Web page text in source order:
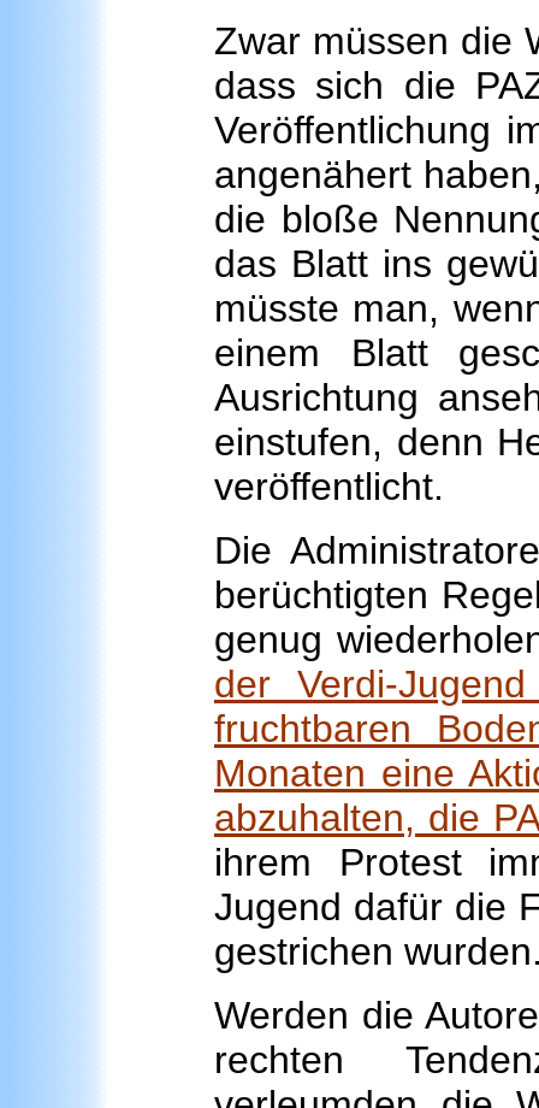
Zwar müssen die
dass sich die
Veröffentlichung
angenähert
die bloße
das Blatt ins
müsste man,
einem Blatt
Ausrichtung
einstufen, denn
veröffentlicht.
Die
berüchtigten
genug
der Verdi-
fruchtbaren
Monaten eine
abzuhalten, die
ihrem Protest
Jugend dafür die
gestrichen
Werden die
rechten